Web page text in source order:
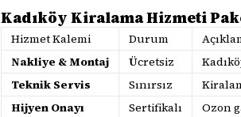
Kadıköy Kiralama Hizmeti
Hizmet Kalemi Durum
Nakliye & Montaj
Ücretsiz
Teknik Servis
Sınırsız
Hijyen Onayı
Sertifikalı
Ozon